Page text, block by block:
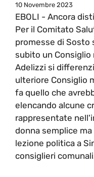
10 Novembre 2023
EBOLI - Ancora
Per il Comitato
promesse di Sosto
subito un
Adelizzi si
ulteriore Consiglio
fa quello che
elencando alcune
rappresentate
donna semplice
lezione politica a
consiglieri